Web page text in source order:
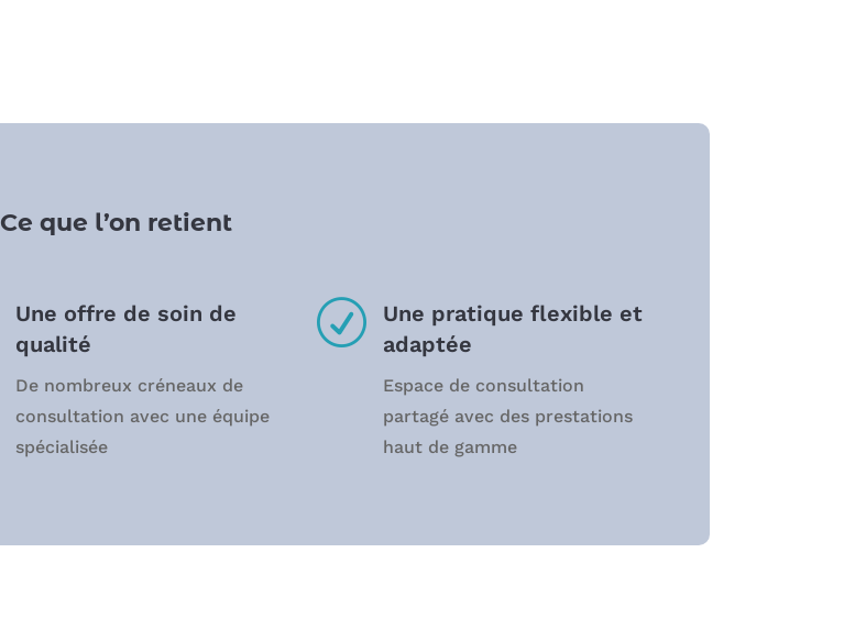
Ce que l’on retient
Une offre de soin de
qualité
De nombreux créneaux de
consultation avec une équipe
spécialisée
R
Une pratique flexible et
adaptée
Espace de consultation
partagé avec des prestations
haut de gamme